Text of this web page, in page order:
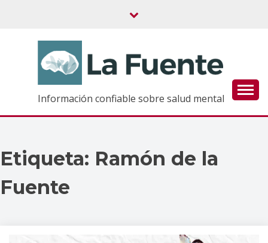
Información confiable sobre salud mental
Etiqueta: Ramón de la
Fuente